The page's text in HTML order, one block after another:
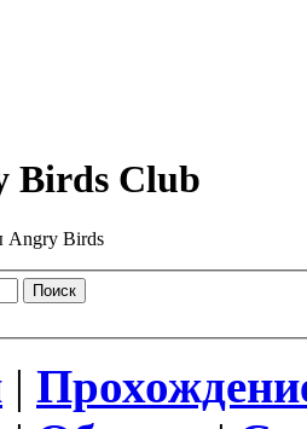
Birds Club
Angry Birds
|